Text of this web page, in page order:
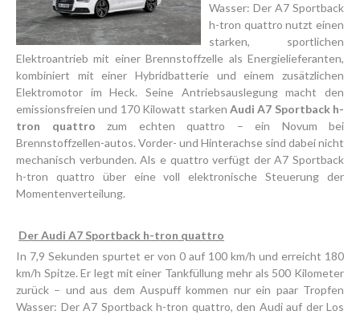
Wasser: Der A7 Sportback
h-tron quattro nutzt einen
starken, sportlichen
Elektroantrieb mit einer Brennstoffzelle als Energielieferanten,
kombiniert mit einer Hybridbatterie und einem zusätzlichen
Elektromotor im Heck. Seine Antriebsauslegung macht den
emissionsfreien und 170 Kilowatt starken Audi A7 Sportback h-
tron quattro zum echten quattro – ein Novum bei
Brennstoffzellen-autos. Vorder- und Hinterachse sind dabei nicht
mechanisch verbunden. Als e quattro verfügt der A7 Sportback
h-tron quattro über eine voll elektronische Steuerung der
Momentenverteilung.
Der Audi A7 Sportback h-tron quattro
In 7,9 Sekunden spurtet er von 0 auf 100 km/h und erreicht 180
km/h Spitze. Er legt mit einer Tankfüllung mehr als 500 Kilometer
zurück – und aus dem Auspuff kommen nur ein paar Tropfen
Wasser: Der A7 Sportback h-tron quattro, den Audi auf der Los